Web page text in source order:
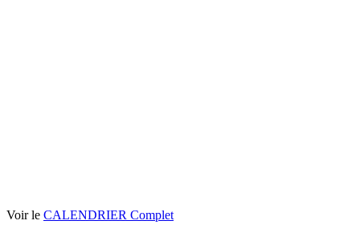
Voir le CALENDRIER Complet